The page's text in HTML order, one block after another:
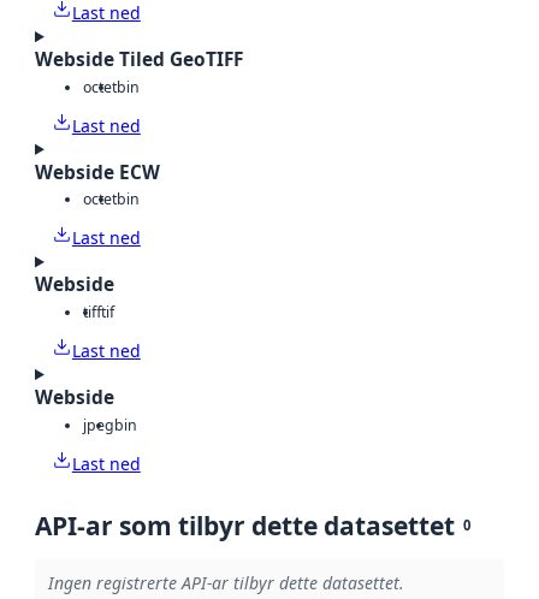
Last ned
Webside Tiled GeoTIFF
octetbin
Last ned
Webside ECW
octetbin
Last ned
Webside
tifftif
Last ned
Webside
jpegbin
Last ned
API-ar som tilbyr dette datasettet 0
Ingen registrerte API-ar tilbyr dette datasettet.